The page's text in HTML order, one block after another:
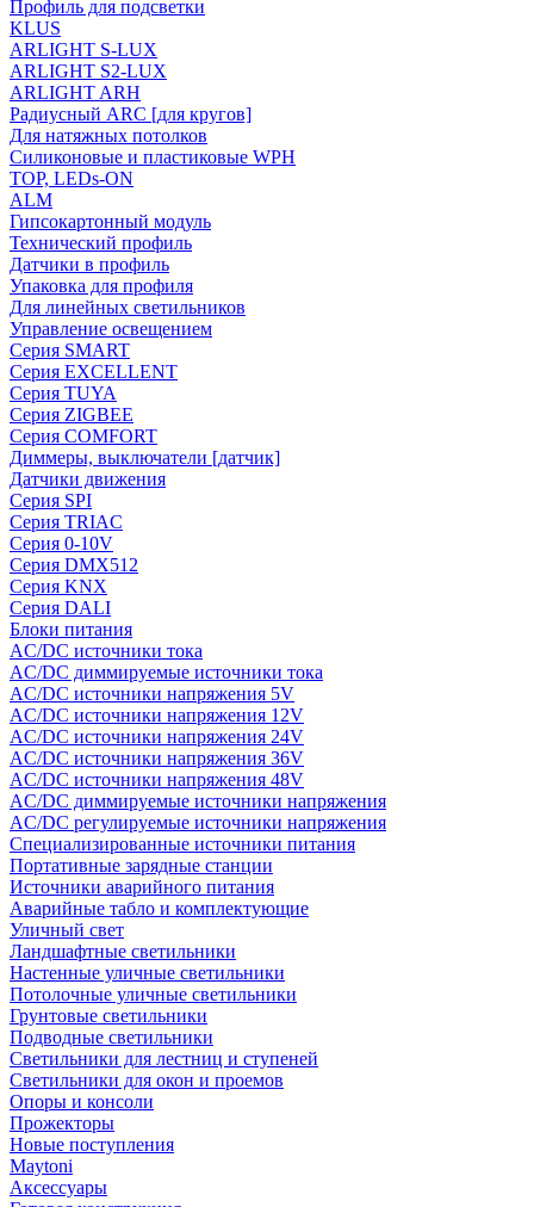
Профиль для подсветки
KLUS
ARLIGHT S-LUX
ARLIGHT S2-LUX
ARLIGHT ARH
Радиусный ARC [для кругов]
Для натяжных потолков
Силиконовые и пластиковые WPH
TOP, LEDs-ON
ALM
Гипсокартонный модуль
Технический профиль
Датчики в профиль
Упаковка для профиля
Для линейных светильников
Управление освещением
Серия SMART
Серия EXCELLENT
Серия TUYA
Серия ZIGBEE
Серия COMFORT
Диммеры, выключатели [датчик]
Датчики движения
Серия SPI
Серия TRIAC
Серия 0-10V
Серия DMX512
Серия KNX
Серия DALI
Блоки питания
AC/DC источники тока
AC/DC диммируемые источники тока
AC/DC источники напряжения 5V
AC/DC источники напряжения 12V
AC/DC источники напряжения 24V
AC/DC источники напряжения 36V
AC/DC источники напряжения 48V
AC/DC диммируемые источники напряжения
AC/DC регулируемые источники напряжения
Специализированные источники питания
Портативные зарядные станции
Источники аварийного питания
Аварийные табло и комплектующие
Уличный свет
Ландшафтные светильники
Настенные уличные светильники
Потолочные уличные светильники
Грунтовые светильники
Подводные светильники
Светильники для лестниц и ступеней
Светильники для окон и проемов
Опоры и консоли
Прожекторы
Новые поступления
Maytoni
Аксессуары